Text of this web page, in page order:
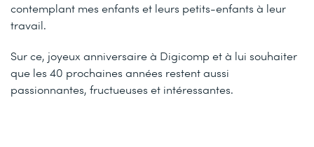
contemplant mes enfants et leurs petits-enfants à leur
travail.
Sur ce, joyeux anniversaire à Digicomp et à lui souhaiter
que les 40 prochaines années restent aussi
passionnantes, fructueuses et intéressantes.